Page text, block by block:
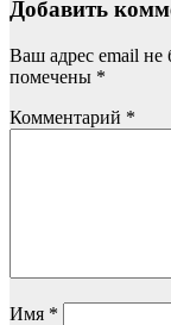
Добавить
Ваш адрес email не
помечены *
Комментарий *
Имя *